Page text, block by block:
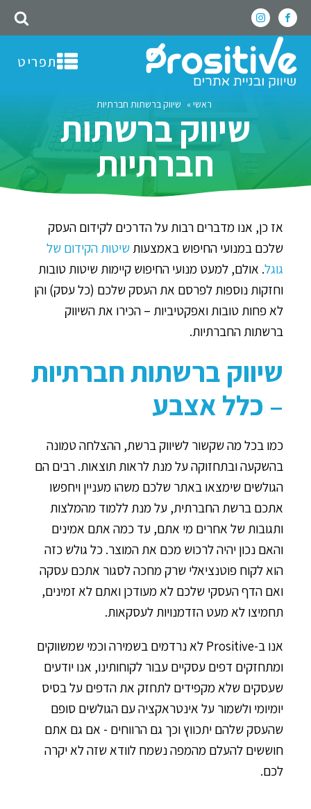
תפריט
ראשי» שיווק ברשתות חברתיות
שיווק ברשתות
חברתיות
אז כן, אנו מדברים רבות על הדרכים לקידום העסק
שלכם במנועי החיפוש באמצעותשיטות הקידום של
גוגל. אולם, למעט מנועי החיפוש קיימות שיטות טובות
וחזקות נוספות לפרסם את העסק שלכם (כל עסק) והן
לא פחות טובות ואפקטיביות – הכירו את השיווק
ברשתות החברתיות.
שיווק ברשתות חברתיות
– כלל אצבע
כמו בכל מה שקשור לשיווק ברשת, ההצלחה טמונה
בהשקעה ובתחזוקה על מנת לראות תוצאות. רבים הם
הגולשים שימצאו באתר שלכם משהו מעניין ויחפשו
אתכם ברשת החברתית, על מנת ללמוד מהמלצות
ותגובות של אחרים מי אתם, עד כמה אתם אמינים
והאם נכון יהיה לרכוש מכם את המוצר. כל גולש כזה
הוא לקוח פוטנציאלי שרק מחכה לסגור אתכם עסקה
ואם הדף העסקי שלכם לא מעודכן ואתם לא זמינים,
תחמיצו לא מעט הזדמנויות לעסקאות.
אנו ב-Prositive לא נרדמים בשמירה וכמי שמשווקים
ומתחזקים דפים עסקיים עבור לקוחותינו, אנו יודעים
שעסקים שלא מקפידים לתחזק את הדפים על בסיס
יומיומי ולשמור על אינטראקציה עם הגולשים סופם
שהעסק שלהם יתכווץ וכך גם הרווחים - אם גם אתם
חוששים להעלם מהמפה נשמח לוודא שזה לא יקרה
לכם.